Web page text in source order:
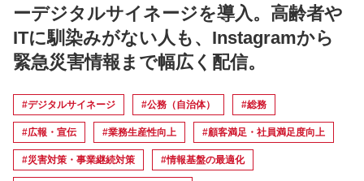
活用シーン
商品・サービス一覧
ーデジタルサイネージを導入。高齢者や
ITに馴染みがない人も、Instagramから
緊急災害情報まで幅広く配信。
#デジタルサイネージ #公務（自治体） #総務
#広報・宣伝 #業務生産性向上 #顧客満足・社員満足度向上
#災害対策・事業継続対策 #情報基盤の最適化